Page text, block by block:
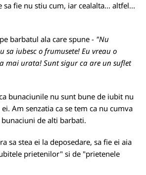
sa fie nu stiu cum, iar cealalta... altfel...
barbatul ala care spune - "Nu
sa iubesc o frumusete! Eu vreau o
mai urata! Sunt sigur ca are un suflet
bunaciunile nu sunt bune de iubit nu
Am senzatia ca se tem ca nu cumva
de alti barbati.
sa stea ei la deposedare, sa fie ei aia
prietenilor" si de "prietenele